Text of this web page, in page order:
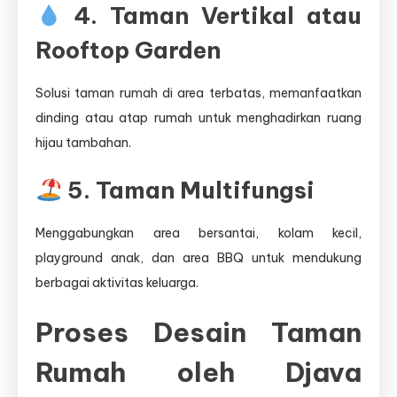
4. Taman Vertikal atau
Rooftop Garden
Solusi taman rumah di area terbatas, memanfaatkan
dinding atau atap rumah untuk menghadirkan ruang
hijau tambahan.
5. Taman Multifungsi
Menggabungkan area bersantai, kolam kecil,
playground anak, dan area BBQ untuk mendukung
berbagai aktivitas keluarga.
Proses Desain Taman
Rumah oleh Djava